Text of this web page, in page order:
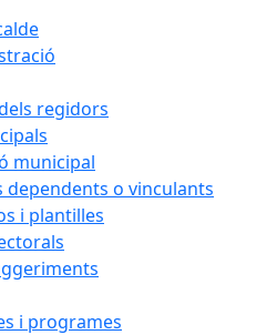
regidors
municipal
dependents o vinculants
i plantilles
i programes